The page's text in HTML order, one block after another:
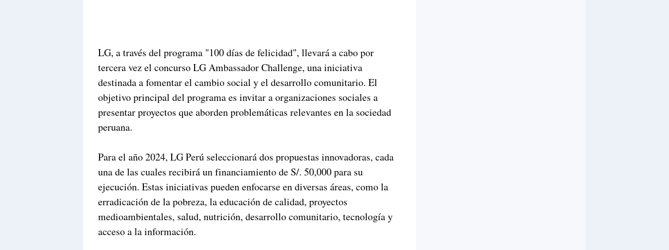
LG, a través del programa "100 días de felicidad", llevará a cabo por
tercera vez el concurso LG Ambassador Challenge, una iniciativa
destinada a fomentar el cambio social y el desarrollo comunitario. El
objetivo principal del programa es invitar a organizaciones sociales a
presentar proyectos que aborden problemáticas relevantes en la sociedad
peruana.
Para el año 2024, LG Perú seleccionará dos propuestas innovadoras, cada
una de las cuales recibirá un financiamiento de S/. 50,000 para su
ejecución. Estas iniciativas pueden enfocarse en diversas áreas, como la
erradicación de la pobreza, la educación de calidad, proyectos
medioambientales, salud, nutrición, desarrollo comunitario, tecnología y
acceso a la información.